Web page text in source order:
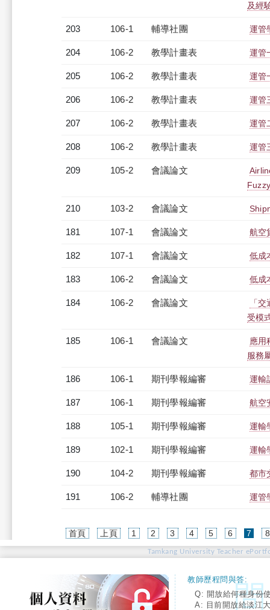
及經
203 106-1 輔導社團 運管
204 106-2 教學計畫表 運管
205 106-2 教學計畫表 運管
206 106-2 教學計畫表 運管
207 106-2 教學計畫表 運管
208 106-2 教學計畫表 運管
209 105-2 會議論文
210 103-2 會議論文
181 107-1 會議論文 航空
182 107-1 會議論文 低成
183 106-2 會議論文 低成
184 106-2 會議論文
「
受模
185 106-1 會議論文
應用
服務
186 106-1 期刊學報編審 運輸
187 106-1 期刊學報編審 航空
188 105-1 期刊學報編審 運輸
189 102-1 期刊學報編審 運輸
190 104-2 期刊學報編審 都市
191 106-2 輔導社團 運管
首頁 上頁 1 2 3 4 5 6 7 8
Tamkang University Teacher
教師歷程問與答:
Q: 開放給何種身份
A: 目前開放給淡江